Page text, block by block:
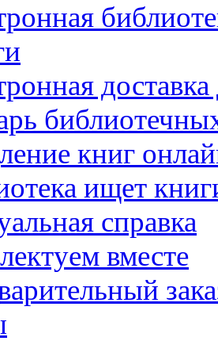
книг
ищет
справка
вместе